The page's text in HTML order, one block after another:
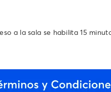
a la sala se habilita 15